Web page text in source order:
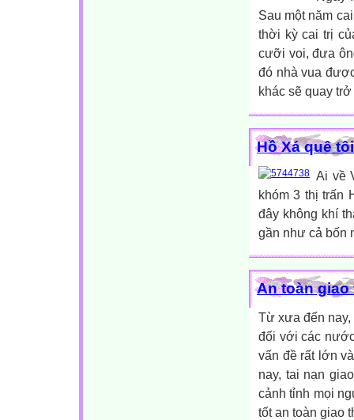
Sau một năm
thời kỳ cai trị
cưỡi voi, đưa
đó nhà vua
khác sẽ quay
Hồ Xá quê tôi
Ai về
khóm 3 thị trấn
đây không khí
gần như cả bốn
An toàn giao
Từ xưa đến nay,
đối với các
vấn đề rất lớn
nay, tai nạn
cảnh tỉnh mọi
tốt an toàn giao